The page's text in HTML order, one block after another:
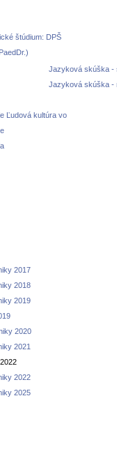
štúdium: DPŠ
Jazyková skúška -
Jazyková skúška -
Ľudová kultúra vo
2017
2018
2019
2020
2021
2022
2025